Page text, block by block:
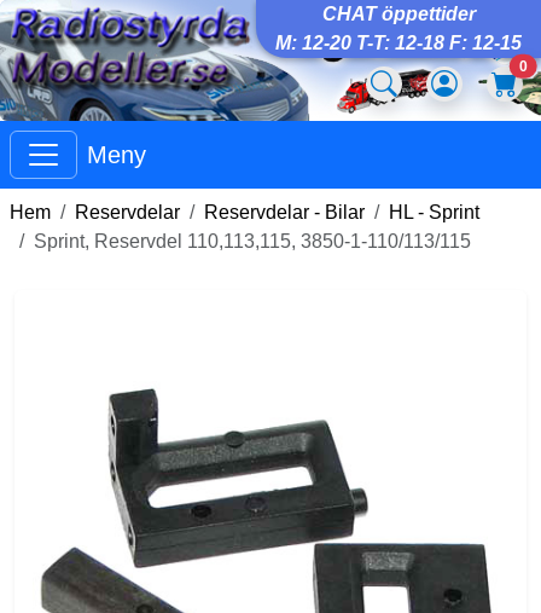
CHAT öppettider
M: 12-20 T-T: 12-18 F: 12-15
0
Meny
Hem Reservdelar Reservdelar - Bilar
HL - Sprint
Sprint, Reservdel 110,113,115, 3850-1-110/113/115